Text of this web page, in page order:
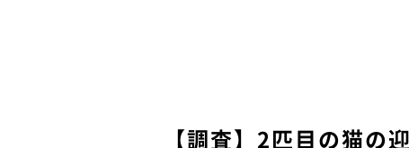
【調査】2匹目の猫の